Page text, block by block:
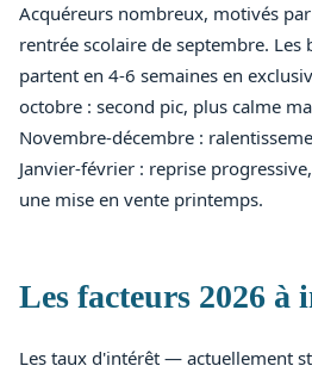
Acquéreurs nombreux, motivés
rentrée scolaire de septembre. Les
partent en 4-6 semaines en
octobre : second pic, plus calme
Novembre-décembre :
Janvier-février : reprise
une mise en vente printemps.
Les facteurs 2026 à
Les taux d'intérêt — actuellement